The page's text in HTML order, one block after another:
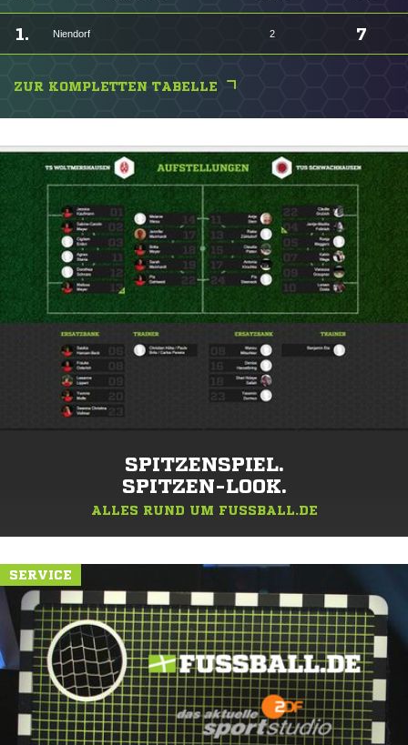
1. Niendorf 2 7
ZUR KOMPLETTEN TABELLE
SPITZENSPIEL.
SPITZEN-LOOK.
ALLES RUND UM FUSSBALL.DE
SERVICE